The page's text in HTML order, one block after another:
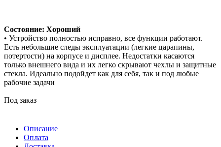
Состояние: Хороший
• Устройство полностью исправно, все функции работают.
Есть небольшие следы эксплуатации (легкие царапины,
потертости) на корпусе и дисплее. Недостатки касаются
только внешнего вида и их легко скрывают чехлы и защитные
стекла. Идеально подойдет как для себя, так и под любые
рабочие задачи
Под заказ
Описание
Оплата